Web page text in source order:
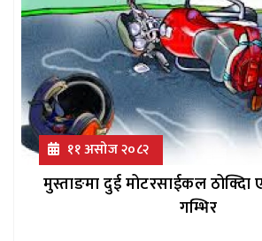
११ असोज २०८२
मुस्ताङमा दुई मोटरसाईकल
गम्भिर